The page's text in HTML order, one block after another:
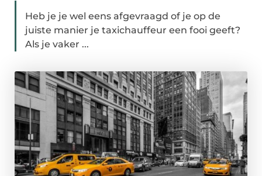
Heb je je wel eens afgevraagd of je op de
juiste manier je taxichauffeur een fooi geeft?
Als je vaker ...